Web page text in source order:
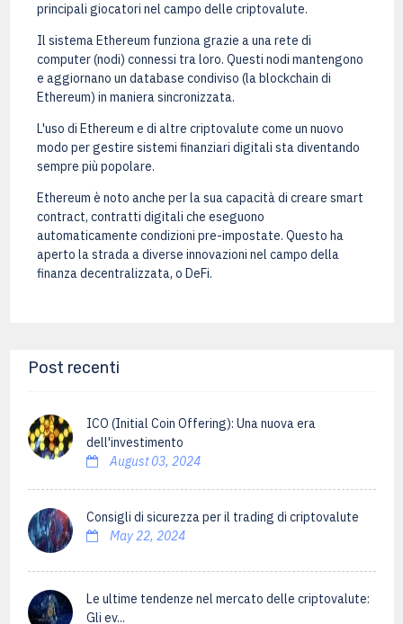
principali giocatori nel campo delle criptovalute.
Il sistema Ethereum funziona grazie a una rete di
computer (nodi) connessi tra loro. Questi nodi mantengono
e aggiornano un database condiviso (la blockchain di
Ethereum) in maniera sincronizzata.
L'uso di Ethereum e di altre criptovalute come un nuovo
modo per gestire sistemi finanziari digitali sta diventando
sempre più popolare.
Ethereum è noto anche per la sua capacità di creare smart
contract, contratti digitali che eseguono
automaticamente condizioni pre-impostate. Questo ha
aperto la strada a diverse innovazioni nel campo della
finanza decentralizzata, o DeFi.
Post recenti
ICO (Initial Coin Offering): Una nuova era
dell'investimento
August 03, 2024
Consigli di sicurezza per il trading di criptovalute
May 22, 2024
Le ultime tendenze nel mercato delle criptovalute:
Gli ev...